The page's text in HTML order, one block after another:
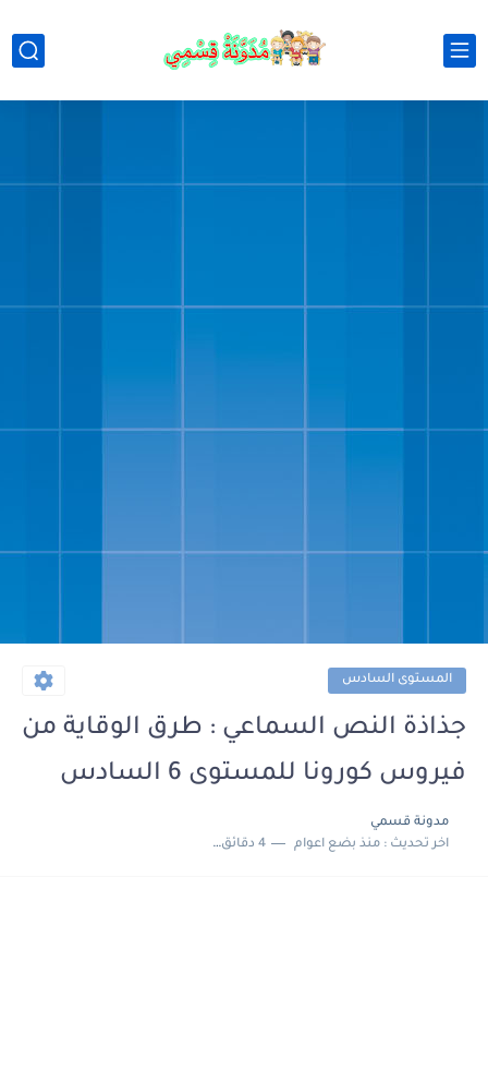
المستوى السادس
جذاذة النص السماعي : طرق الوقاية من
فيروس كورونا للمستوى 6 السادس
مدونة قسمي
اخر تحديث :منذ بضع اعوام 4 دقائق للقراءة